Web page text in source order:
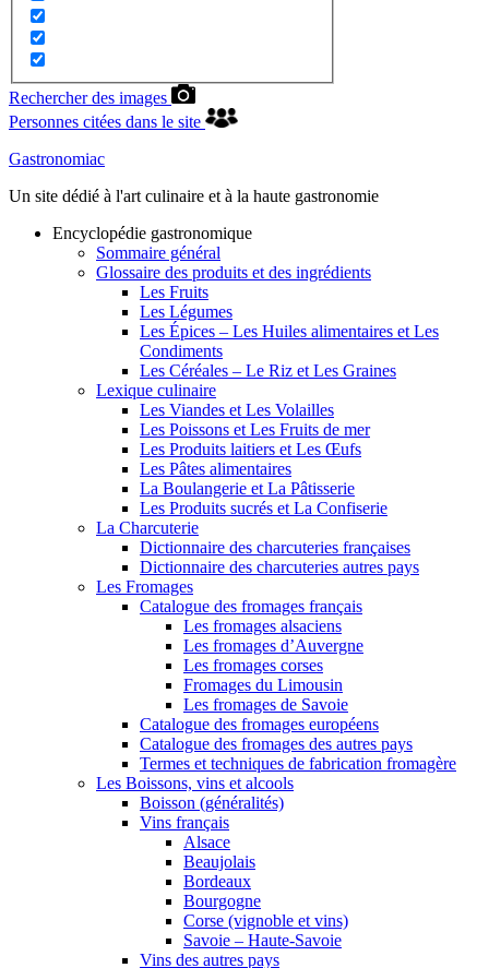
Rechercher des images
Personnes citées dans le site
Gastronomiac
Un site dédié à l'art culinaire et à la haute gastronomie
Encyclopédie gastronomique
Sommaire général
Glossaire des produits et des ingrédients
Les Fruits
Les Légumes
Les Épices – Les Huiles alimentaires et Les
Condiments
Les Céréales – Le Riz et Les Graines
Lexique culinaire
Les Viandes et Les Volailles
Les Poissons et Les Fruits de mer
Les Produits laitiers et Les Œufs
Les Pâtes alimentaires
La Boulangerie et La Pâtisserie
Les Produits sucrés et La Confiserie
La Charcuterie
Dictionnaire des charcuteries françaises
Dictionnaire des charcuteries autres pays
Les Fromages
Catalogue des fromages français
Les fromages alsaciens
Les fromages d’Auvergne
Les fromages corses
Fromages du Limousin
Les fromages de Savoie
Catalogue des fromages européens
Catalogue des fromages des autres pays
Termes et techniques de fabrication fromagère
Les Boissons, vins et alcools
Boisson (généralités)
Vins français
Alsace
Beaujolais
Bordeaux
Bourgogne
Corse (vignoble et vins)
Savoie – Haute-Savoie
Vins des autres pays